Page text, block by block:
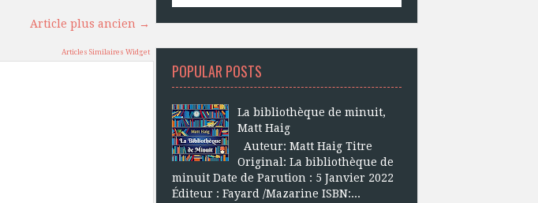
Article plus ancien →
Articles Similaires Widget
POPULAR POSTS
La bibliothèque de minuit,
Matt Haig
Auteur: Matt Haig Titre
Original: La bibliothèque de
minuit Date de Parution : 5 Janvier 2022
Éditeur : Fayard /Mazarine ISBN:...